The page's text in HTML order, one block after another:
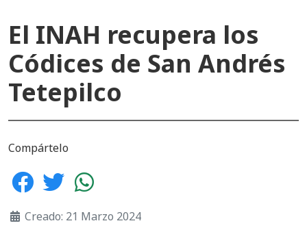
El INAH recupera los
Códices de San Andrés
Tetepilco
Compártelo
Creado: 21 Marzo 2024